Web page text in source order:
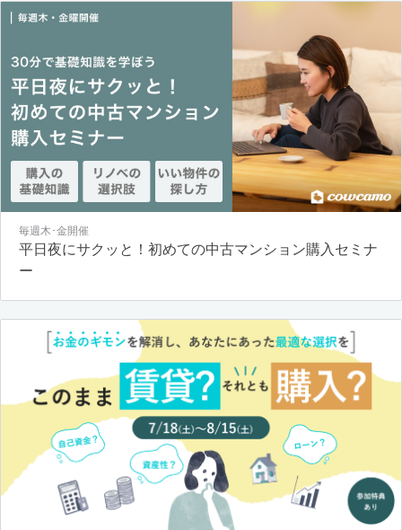
毎週木･金開催
平日夜にサクッと！初めての中古マンション購入セミナ
ー